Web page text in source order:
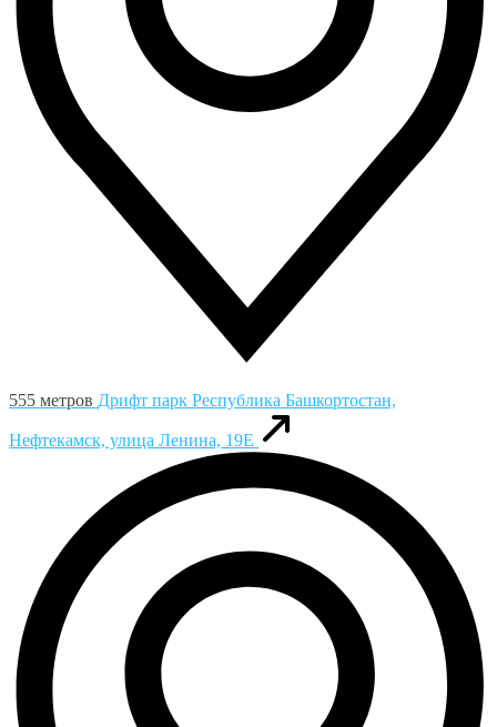
555 метров Дрифт парк Республика Башкортостан,
Нефтекамск, улица Ленина, 19Е